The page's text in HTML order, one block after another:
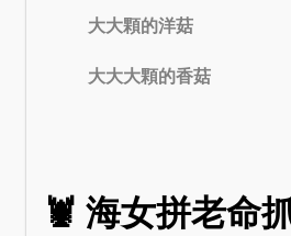
大大顆的洋菇
大大大顆的香菇
🦞 海女拼老命